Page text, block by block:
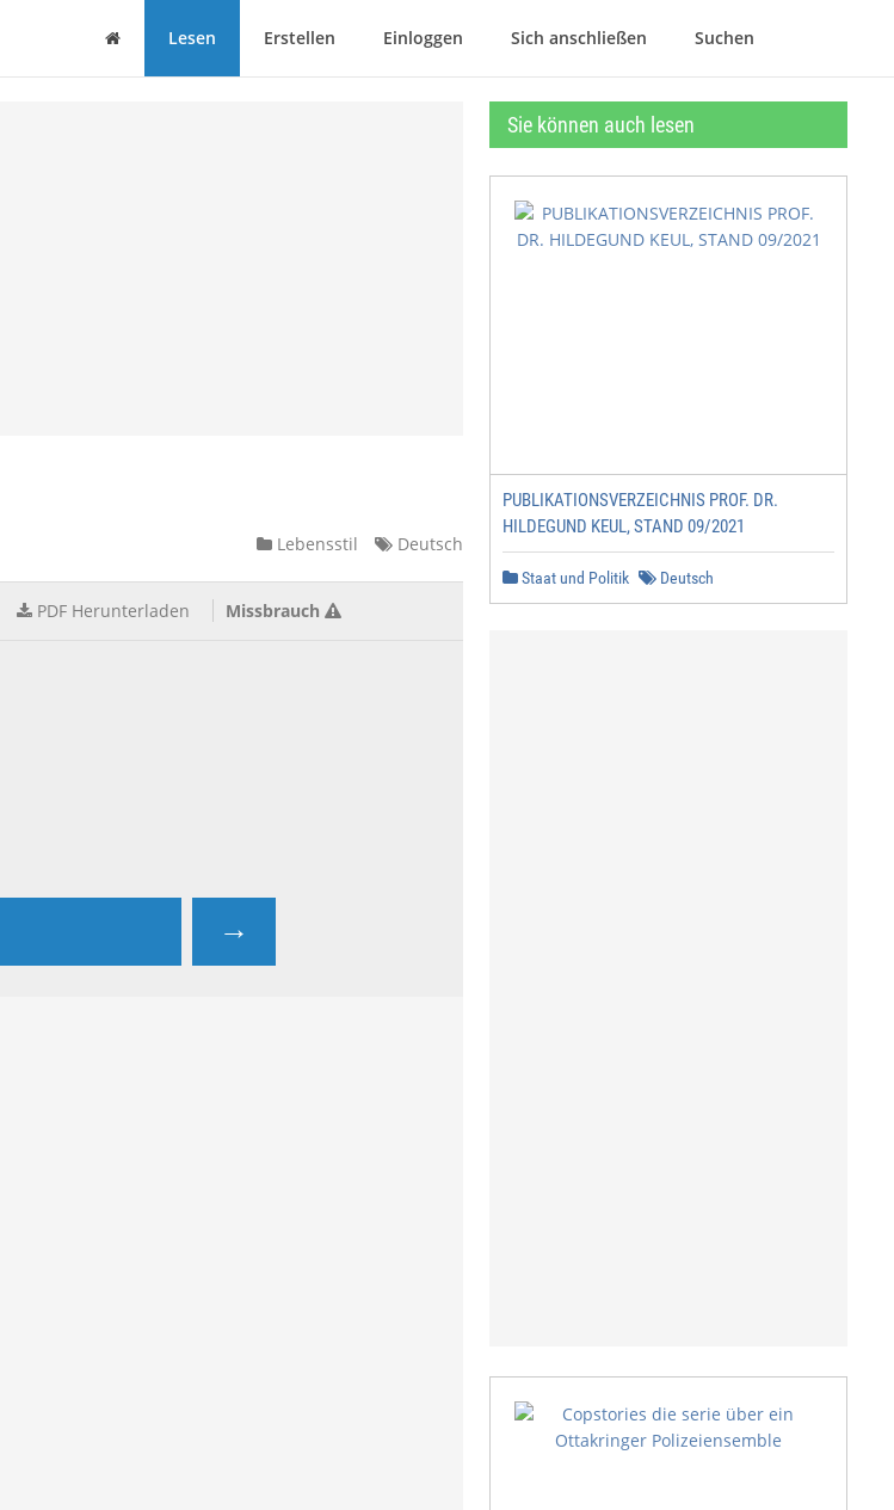
Haus Lesen Erstellen Einloggen Sich anschließen Suchen
Lebensstil Deutsch
PDF Herunterladen Missbrauch
→
Sie können auch lesen
PUBLIKATIONSVERZEICHNIS PROF. DR.
HILDEGUND KEUL, STAND 09/2021
Staat und Politik Deutsch